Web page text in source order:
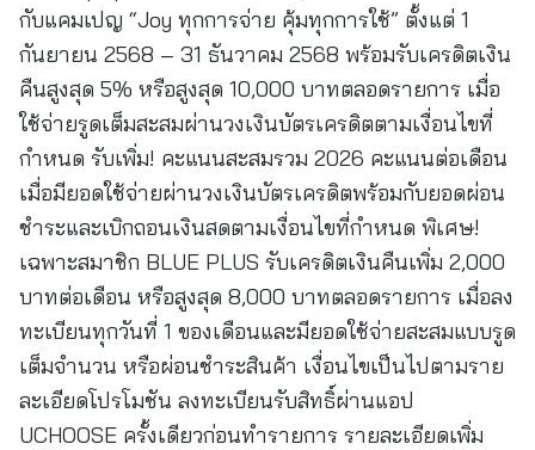
กับแคมเปญ “Joy ทุกการจ่าย คุ้มทุกการใช้” ตั้งแต่ 1
กันยายน 2568 – 31 ธันวาคม 2568 พร้อมรับเครดิตเงิน
คืนสูงสุด 5% หรือสูงสุด 10,000 บาทตลอดรายการ เมื่อ
ใช้จ่ายรูดเต็มสะสมผ่านวงเงินบัตรเครดิตตามเงื่อนไขที่
กำหนด รับเพิ่ม! คะแนนสะสมรวม 2026 คะแนนต่อเดือน
เมื่อมียอดใช้จ่ายผ่านวงเงินบัตรเครดิตพร้อมกับยอดผ่อน
ชำระและเบิกถอนเงินสดตามเงื่อนไขที่กำหนด พิเศษ!
เฉพาะสมาชิก BLUE PLUS รับเครดิตเงินคืนเพิ่ม 2,000
บาทต่อเดือน หรือสูงสุด 8,000 บาทตลอดรายการ เมื่อลง
ทะเบียนทุกวันที่ 1 ของเดือนและมียอดใช้จ่ายสะสมแบบรูด
เต็มจำนวน หรือผ่อนชำระสินค้า เงื่อนไขเป็นไปตามราย
ละเอียดโปรโมชัน ลงทะเบียนรับสิทธิ์ผ่านแอป
UCHOOSE ครั้งเดียวก่อนทำรายการ รายละเอียดเพิ่ม